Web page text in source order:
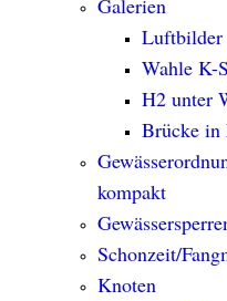
Galerien
Luftbilder
Wahle K-
H2 unter
Brücke in
kompakt
Schonzeit/
Knoten